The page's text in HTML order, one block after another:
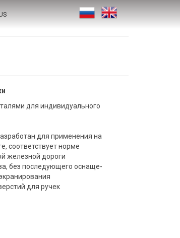
для индивидуального
для применения на
соответствует норме
железной дороги
без последующего оснаще-
для ручек